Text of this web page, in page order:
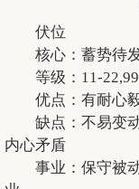
伏位
核心：蓄势待发
等级：11-22,99-
优点：有耐心毅
缺点：不易变动
内心矛盾
事业：保守被动